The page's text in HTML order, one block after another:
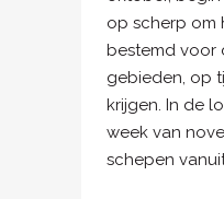
op scherp om
bestemd voor
gebieden, op
krijgen. In de
week van
schepen